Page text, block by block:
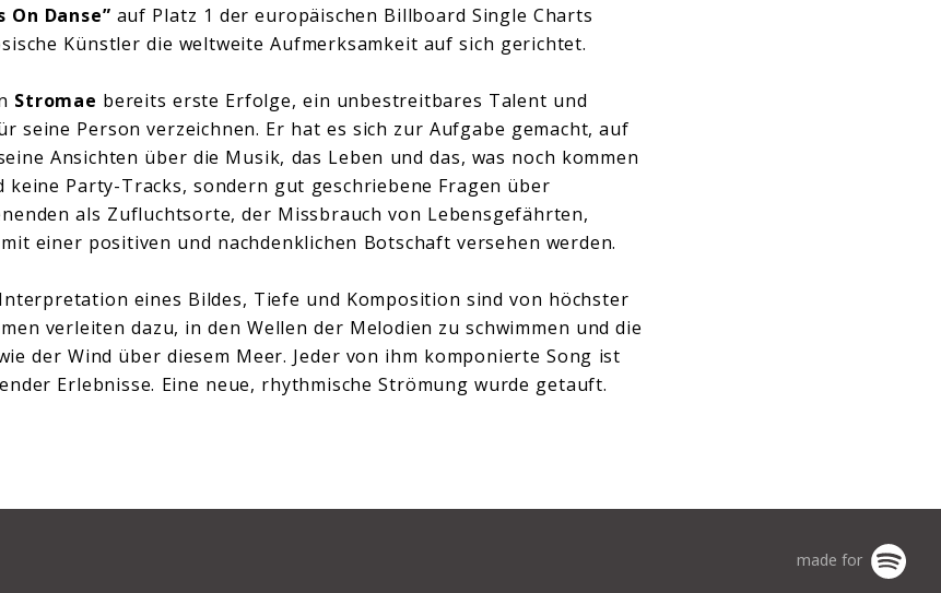
On Danse” auf Platz 1 der europäischen Billboard Single Charts
Künstler die weltweite Aufmerksamkeit auf sich gerichtet.
Stromae bereits erste Erfolge, ein unbestreitbares Talent und
seine Person verzeichnen. Er hat es sich zur Aufgabe gemacht, auf
Ansichten über die Musik, das Leben und das, was noch kommen
keine Party-Tracks, sondern gut geschriebene Fragen über
als Zufluchtsorte, der Missbrauch von Lebensgefährten,
einer positiven und nachdenklichen Botschaft versehen werden.
eines Bildes, Tiefe und Komposition sind von höchster
verleiten dazu, in den Wellen der Melodien zu schwimmen und die
der Wind über diesem Meer. Jeder von ihm komponierte Song ist
Erlebnisse. Eine neue, rhythmische Strömung wurde getauft.